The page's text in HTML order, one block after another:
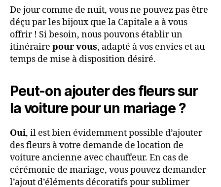
De jour comme de nuit, vous ne pouvez pas être
déçu par les bijoux que la Capitale a à vous
offrir ! Si besoin, nous pouvons établir un
itinéraire pour vous, adapté à vos envies et au
temps de mise à disposition désiré.
Peut-on ajouter des fleurs sur
la voiture pour un mariage ?
Oui, il est bien évidemment possible d’ajouter
des fleurs à votre demande de location de
voiture ancienne avec chauffeur. En cas de
cérémonie de mariage, vous pouvez demander
l’ajout d’éléments décoratifs pour sublimer